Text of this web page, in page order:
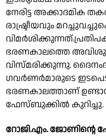
നേരിട്ട അക്കാദമിക
രാഷ്ട്രീയവും
ഭരണകാലത്തെ
വിസ്മരിക്കുന്നു.
ഗവർണർമാരുടെ
ഭരണകാലത്താണ്
ഫേസ്ബുക്കിൽ കുറിച്ചു.
റോജി.എം. ജോണിൻ്റെ